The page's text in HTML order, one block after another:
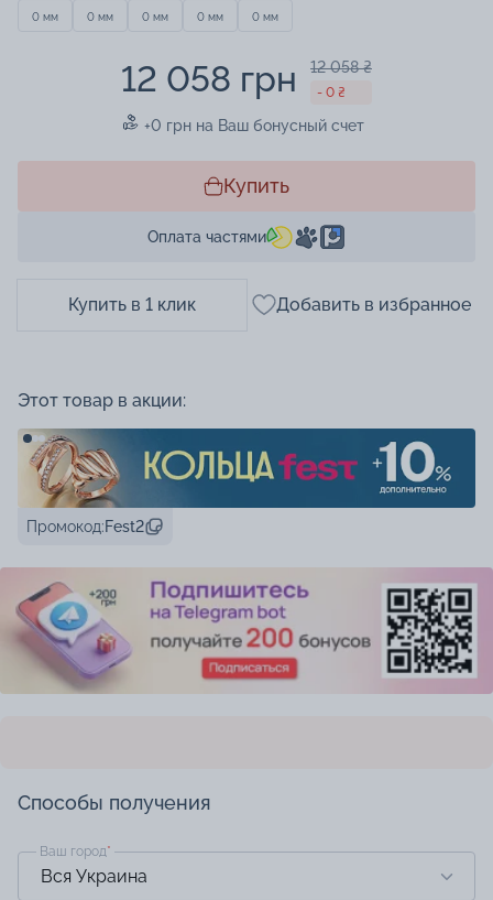
0 мм 0 мм 0 мм 0 мм 0 мм
12 058 грн 12 058 ₴
- 0 ₴
+0 грн на Ваш бонусный счет
Купить
Оплата частями
Купить в 1 клик Добавить в избранное
Этот товар в акции:
Промокод:Fest2
Способы получения
Ваш город*